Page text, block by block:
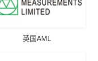
英国AML